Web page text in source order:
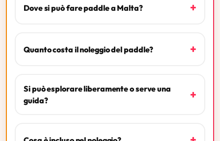
Dove si può fare paddle a Malta? +
Quanto costa il noleggio del paddle? +
Si può esplorare liberamente o serve una
guida?
+